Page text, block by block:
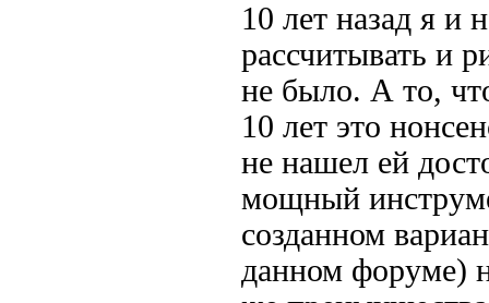
10 лет назад я и
рассчитывать и
не было. А то,
10 лет это
не нашел ей
мощный
созданном
данном форуме)